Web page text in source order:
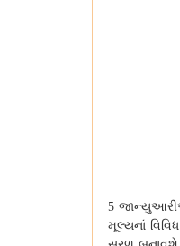
5
મૂલ્યનાં